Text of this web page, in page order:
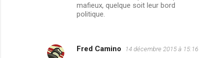
mafieux, quelque soit leur bord
politique.
Fred Camino 14 décembre 2015 à 15:16